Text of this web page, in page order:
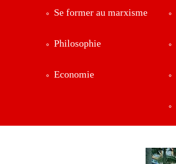
Se former au marxisme
Philosophie
Economie